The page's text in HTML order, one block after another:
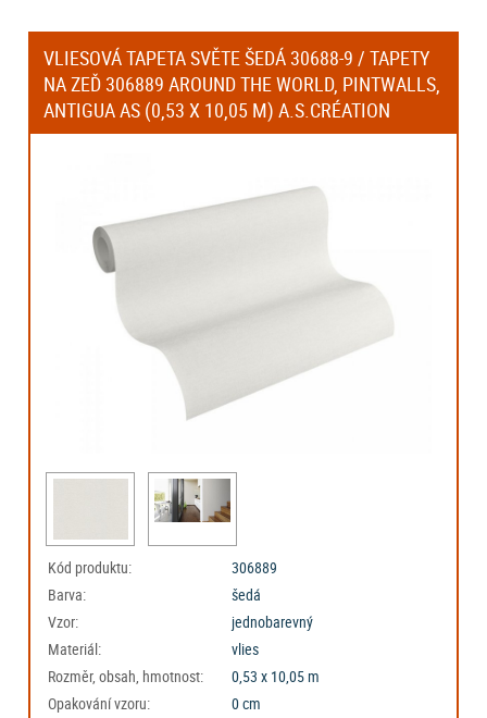
VLIESOVÁ TAPETA SVĚTE ŠEDÁ 30688-9 / TAPETY
NA ZEĎ 306889 AROUND THE WORLD, PINTWALLS,
ANTIGUA AS (0,53 X 10,05 M) A.S.CRÉATION
Kód produktu:
306889
Barva:
šedá
Vzor:
jednobarevný
Materiál:
vlies
Rozměr, obsah, hmotnost:
0,53 x 10,05 m
Opakování vzoru:
0 cm